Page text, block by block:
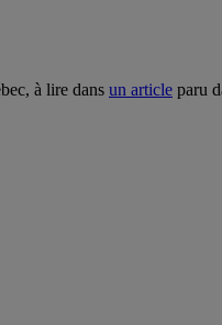
à lire dans un article paru